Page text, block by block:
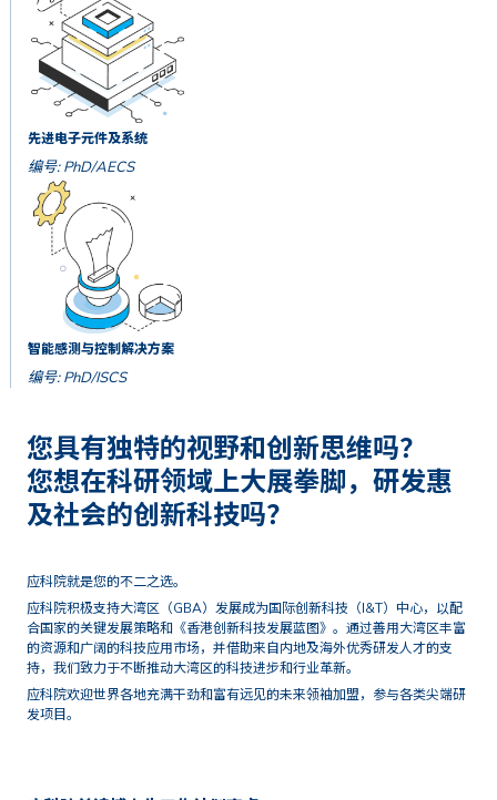
先进电子元件及系统
编号: PhD/AECS
智能感测与控制解决方案
编号: PhD/ISCS
您具有独特的视野和创新思维吗？
您想在科研领域上大展拳脚，研发惠
及社会的创新科技吗？
应科院就是您的不二之选。
应科院积极支持大湾区（GBA）发展成为国际创新科技（I&T）中心，以配
合国家的关键发展策略和《香港创新科技发展蓝图》。通过善用大湾区丰富
的资源和广阔的科技应用市场，并借助来自内地及海外优秀研发人才的支
持，我们致力于不断推动大湾区的科技进步和行业革新。
应科院欢迎世界各地充满干劲和富有远见的未来领袖加盟，参与各类尖端研
发项目。